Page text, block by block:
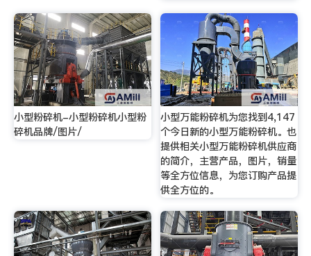
小型粉碎机-小型粉碎机小型粉
碎机品牌/图片/
小型万能粉碎机为您找到4,147
个今日新的小型万能粉碎机。也
提供相关小型万能粉碎机供应商
的简介，主营产品，图片，销量
等全方位信息，为您订购产品提
供全方位的。